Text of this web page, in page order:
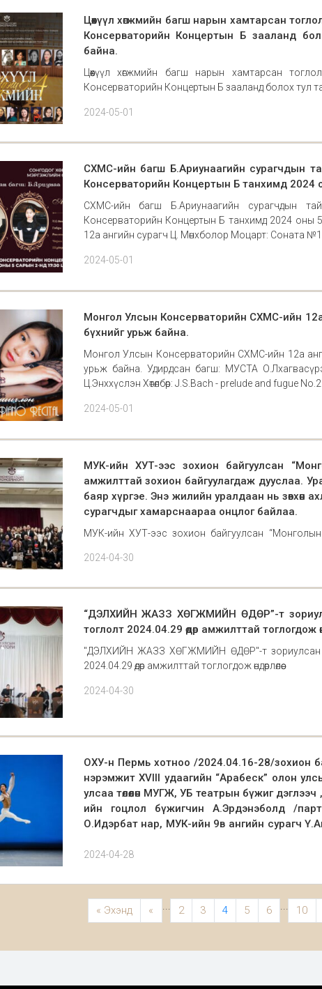
Цөөхүүл хөгжмийн багш нарын хамтарсан
Консерваторийн Концертын Б зааланд
байна.
Цөөхүүл хөгжмийн багш нарын хамтарсан
Консерваторийн Концертын Б зааланд болох тул
2024-05-01
СХМС-ийн багш Б.Ариунаагийн сурагчдын
Консерваторийн Концертын Б танхимд 2024
СХМС-ийн багш Б.Ариунаагийн сурагчдын
Консерваторийн Концертын Б танхимд 2024 оны
12а ангийн сурагч Ц. Мөнхболор Моцарт: Соната
2024-05-01
Монгол Улсын Консерваторийн СХМС-ийн
бүхнийг урьж байна.
Монгол Улсын Консерваторийн СХМС-ийн 12а
урьж байна. Удирдсан багш: МУСТА
Ц.Энххүслэн Хөтөлбөр: J.S.Bach - prelude and fugue
2024-05-01
МУК-ийн ХУТ-ээс зохион байгуулсан
амжилттай зохион байгуулагдаж дууслаа.
баяр хүргэе. Энэ жилийн уралдаан нь зөвхөн
сурагчдыг хамарснаараа онцлог байлаа.
МУК-ийн ХУТ-ээс зохион байгуулсан
зохион байгуулагдаж дууслаа. Уралдаанд
жилийн уралдаан нь зөвхөн ахлах анги болон
2024-04-30
“ДЭЛХИЙН ЖАЗЗ ХӨГЖМИЙН ӨДӨР”-т
тоглолт 2024.04.29 өдөр амжилттай тоглогдож
"ДЭЛХИЙН ЖАЗЗ ХӨГЖМИЙН ӨДӨР"-т зориулсан
2024.04.29 өдөр амжилттай тоглогдож өндөрлөлөө.
2024-04-30
ОХУ-н Пермь хотноо /2024.04.16-28/зохион
нэрэмжит XVIII удаагийн “Арабеск” олон
улсаа төлөөлөн МУГЖ, УБ театрын бүжиг
ийн гоцлол бүжигчин А.Эрдэнэболд /
О.Идэрбат нар, МУК-ийн 9в ангийн сурагч
МУСТА Ц. Мөнхдэлгэр багштай 9в ангийн
ангилалд Алтан медаль, Орчин үеийн
медаль, Хэвлэл мэдээллийн шүүмжлэгч
багштай 11д ангийн сурагч Лхагвапүрэв
ангилалд Хүрэл медалиар шагнагдлаа.
Дэлхийн улс орнуудын хөгжлийн хамгийн том
Монгол улсыхаа нэрийг дэлхийд
2024-04-28
« Эхэнд « 2 3 4 5 6 10